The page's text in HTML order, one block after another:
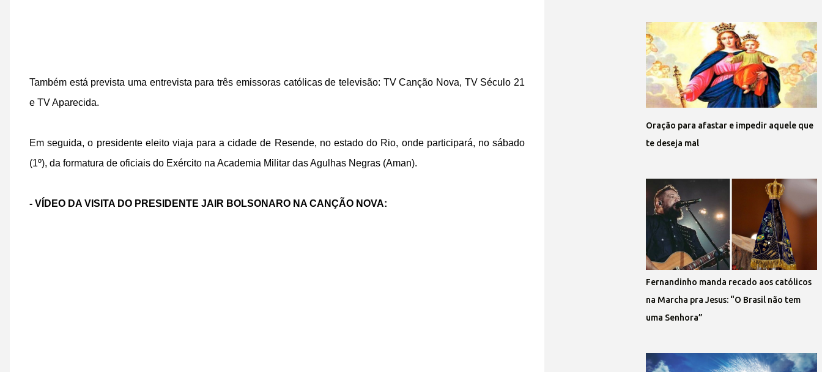
Também está prevista uma entrevista para três emissoras católicas de televisão: TV Canção Nova, TV Século 21
e TV Aparecida.
Em seguida, o presidente eleito viaja para a cidade de Resende, no estado do Rio, onde participará, no sábado
(1º), da formatura de oficiais do Exército na Academia Militar das Agulhas Negras (Aman).
- VÍDEO DA VISITA DO PRESIDENTE JAIR BOLSONARO NA CANÇÃO NOVA:
Oração para afastar e impedir aquele que
te deseja mal
Fernandinho manda recado aos católicos
na Marcha pra Jesus: “O Brasil não tem
uma Senhora”